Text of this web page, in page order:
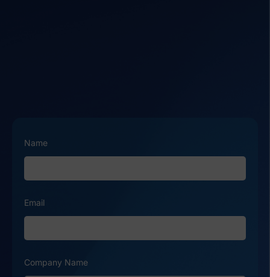
Name
Email
Company Name